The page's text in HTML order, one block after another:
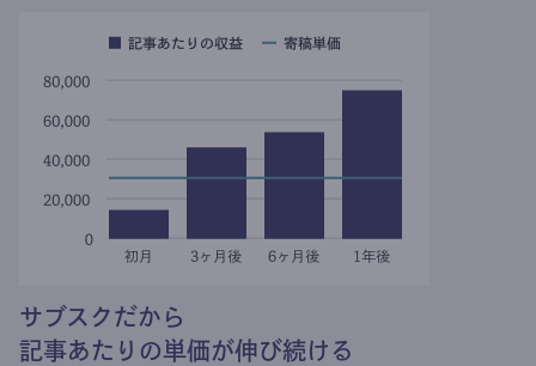
サブスクだから
記事あたりの単価が伸び続ける